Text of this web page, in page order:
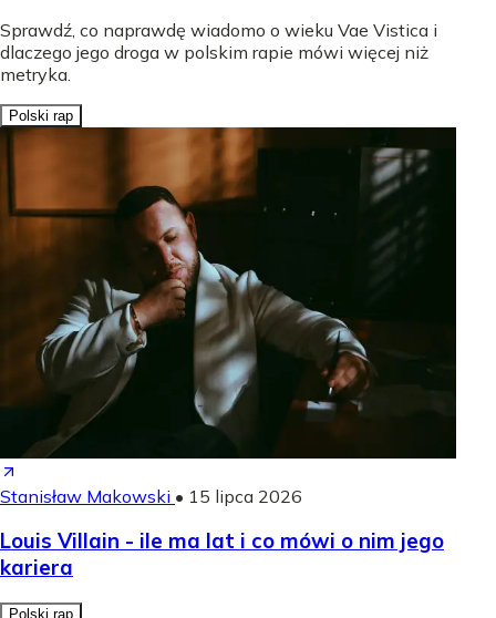
Sprawdź, co naprawdę wiadomo o wieku Vae Vistica i
dlaczego jego droga w polskim rapie mówi więcej niż
metryka.
Polski rap
Stanisław Makowski • 15 lipca 2026
Louis Villain - ile ma lat i co mówi o nim jego
kariera
Polski rap